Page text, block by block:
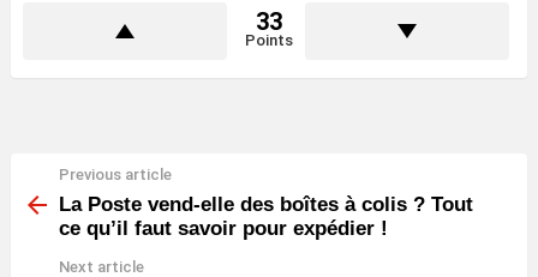
33
Points
more
Previous article
La Poste vend-elle des boîtes à colis ? Tout
ce qu’il faut savoir pour expédier !
Next article